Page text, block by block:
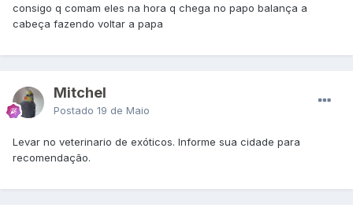
consigo q comam eles na hora q chega no papo balança a
cabeça fazendo voltar a papa
Mitchel
Postado 19 de Maio
Levar no veterinario de exóticos. Informe sua cidade para
recomendação.